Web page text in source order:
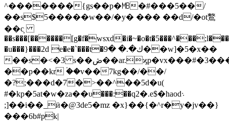
^�������{gs��p�㎆�#���5��/
��s$5�����w��/�y� ��� ��d/�ot鷘
��c͎
�u���}���2d e�e�`���t�ك�.� �9��w]�5�x��
��s�<�3 s��ڞ��ar.ϗp�vx���#�3������2�oy��r�u�d���k�bn�wf�5���6�icʁ���l;�s�c�ƕ5��i
��p��kr ۬��v��7kg��/��/
�?;���d�7�>��^��5d�u(
#�kp�5at�w�za��υ���:��q2�.e$�haod܈
;]��i��_ӥ�@3de5�mz �x}��{�^r�y�jv��}
���6b#pk|